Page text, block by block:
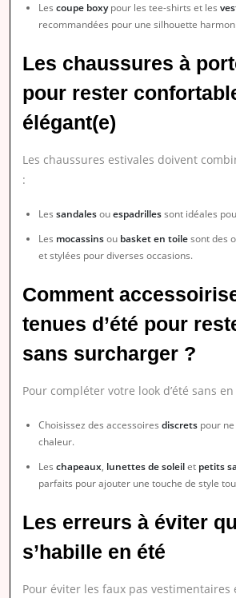
Les coupe boxypour les tee-shirts et les
recommandées pour une silhouette
Les chaussures à
pour rester
élégant(e)
Les chaussures estivales doivent
:
Les sandalesouespadrillessont idéales
Les mocassinsou basket en toilesont des
et stylées pour diverses occasions.
Comment
tenues d’été pour
sans surcharger ?
Pour compléter votre look d’été sans
Choisissez des accessoires discrets pour
chaleur.
Les chapeaux, lunettes de soleilet petits
parfaits pour ajouter une touche de style
Les erreurs à éviter
s’habille en été
Pour éviter les faux pas vestimentaires